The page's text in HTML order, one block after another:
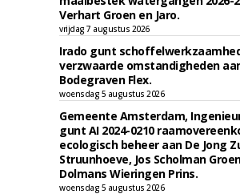
Verhart Groen en Jaro.
vrijdag 7 augustus 2026
Irado gunt
verzwaarde omstandigheden
Bodegraven Flex.
woensdag 5 augustus 2026
Gemeente Amsterdam,
gunt AI 2024-0210
ecologisch beheer aan De Jong
Struunhoeve, Jos Scholman
Dolmans Wieringen Prins.
woensdag 5 augustus 2026